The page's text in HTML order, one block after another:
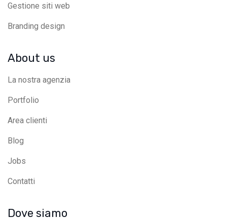
Gestione siti web
Branding design
About us
La nostra agenzia
Portfolio
Area clienti
Blog
Jobs
Contatti
Dove siamo